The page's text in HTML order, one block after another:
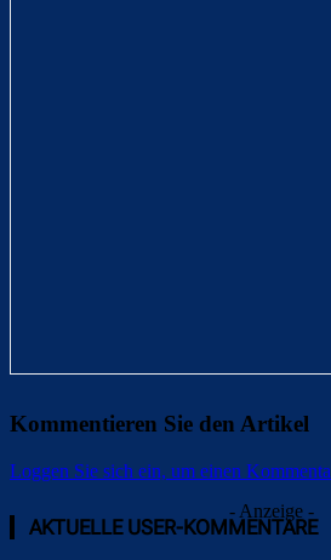
Kommentieren Sie den Artikel
Loggen Sie sich ein, um einen